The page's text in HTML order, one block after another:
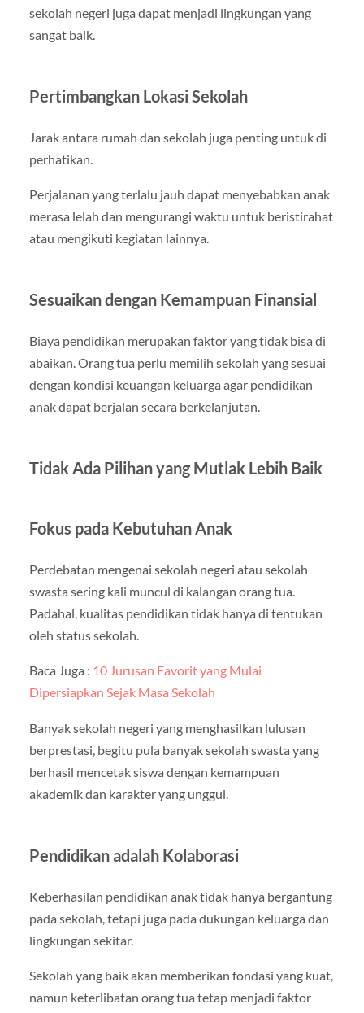
sekolah negeri juga dapat menjadi lingkungan yang
sangat baik.
Pertimbangkan Lokasi Sekolah
Jarak antara rumah dan sekolah juga penting untuk di
perhatikan.
Perjalanan yang terlalu jauh dapat menyebabkan anak
merasa lelah dan mengurangi waktu untuk beristirahat
atau mengikuti kegiatan lainnya.
Sesuaikan dengan Kemampuan Finansial
Biaya pendidikan merupakan faktor yang tidak bisa di
abaikan. Orang tua perlu memilih sekolah yang sesuai
dengan kondisi keuangan keluarga agar pendidikan
anak dapat berjalan secara berkelanjutan.
Tidak Ada Pilihan yang Mutlak Lebih Baik
Fokus pada Kebutuhan Anak
Perdebatan mengenai sekolah negeri atau sekolah
swasta sering kali muncul di kalangan orang tua.
Padahal, kualitas pendidikan tidak hanya di tentukan
oleh status sekolah.
Baca Juga : 10 Jurusan Favorit yang Mulai
Dipersiapkan Sejak Masa Sekolah
Banyak sekolah negeri yang menghasilkan lulusan
berprestasi, begitu pula banyak sekolah swasta yang
berhasil mencetak siswa dengan kemampuan
akademik dan karakter yang unggul.
Pendidikan adalah Kolaborasi
Keberhasilan pendidikan anak tidak hanya bergantung
pada sekolah, tetapi juga pada dukungan keluarga dan
lingkungan sekitar.
Sekolah yang baik akan memberikan fondasi yang kuat,
namun keterlibatan orang tua tetap menjadi faktor